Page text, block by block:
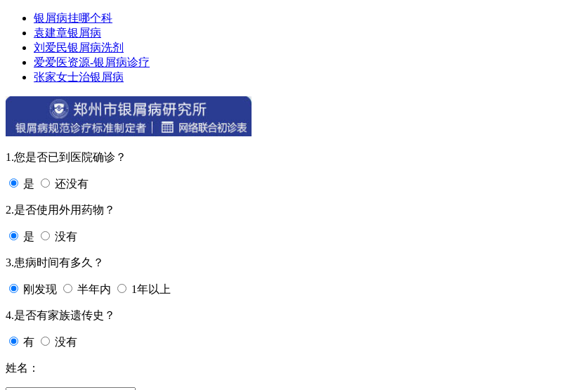
银屑病挂哪个科
袁建章银屑病
刘爱民银屑病洗剂
爱爱医资源-银屑病诊疗
张家女士治银屑病
1.您是否已到医院确诊？
是 还没有
2.是否使用外用药物？
是 没有
3.患病时间有多久？
刚发现 半年内 1年以上
4.是否有家族遗传史？
有 没有
姓名：